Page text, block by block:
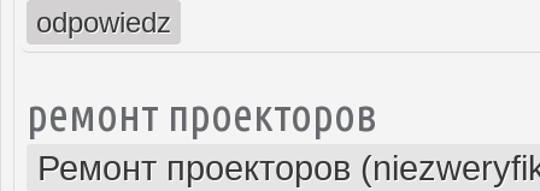
odpowiedz
ремонт проекторов
Ремонт проекторов